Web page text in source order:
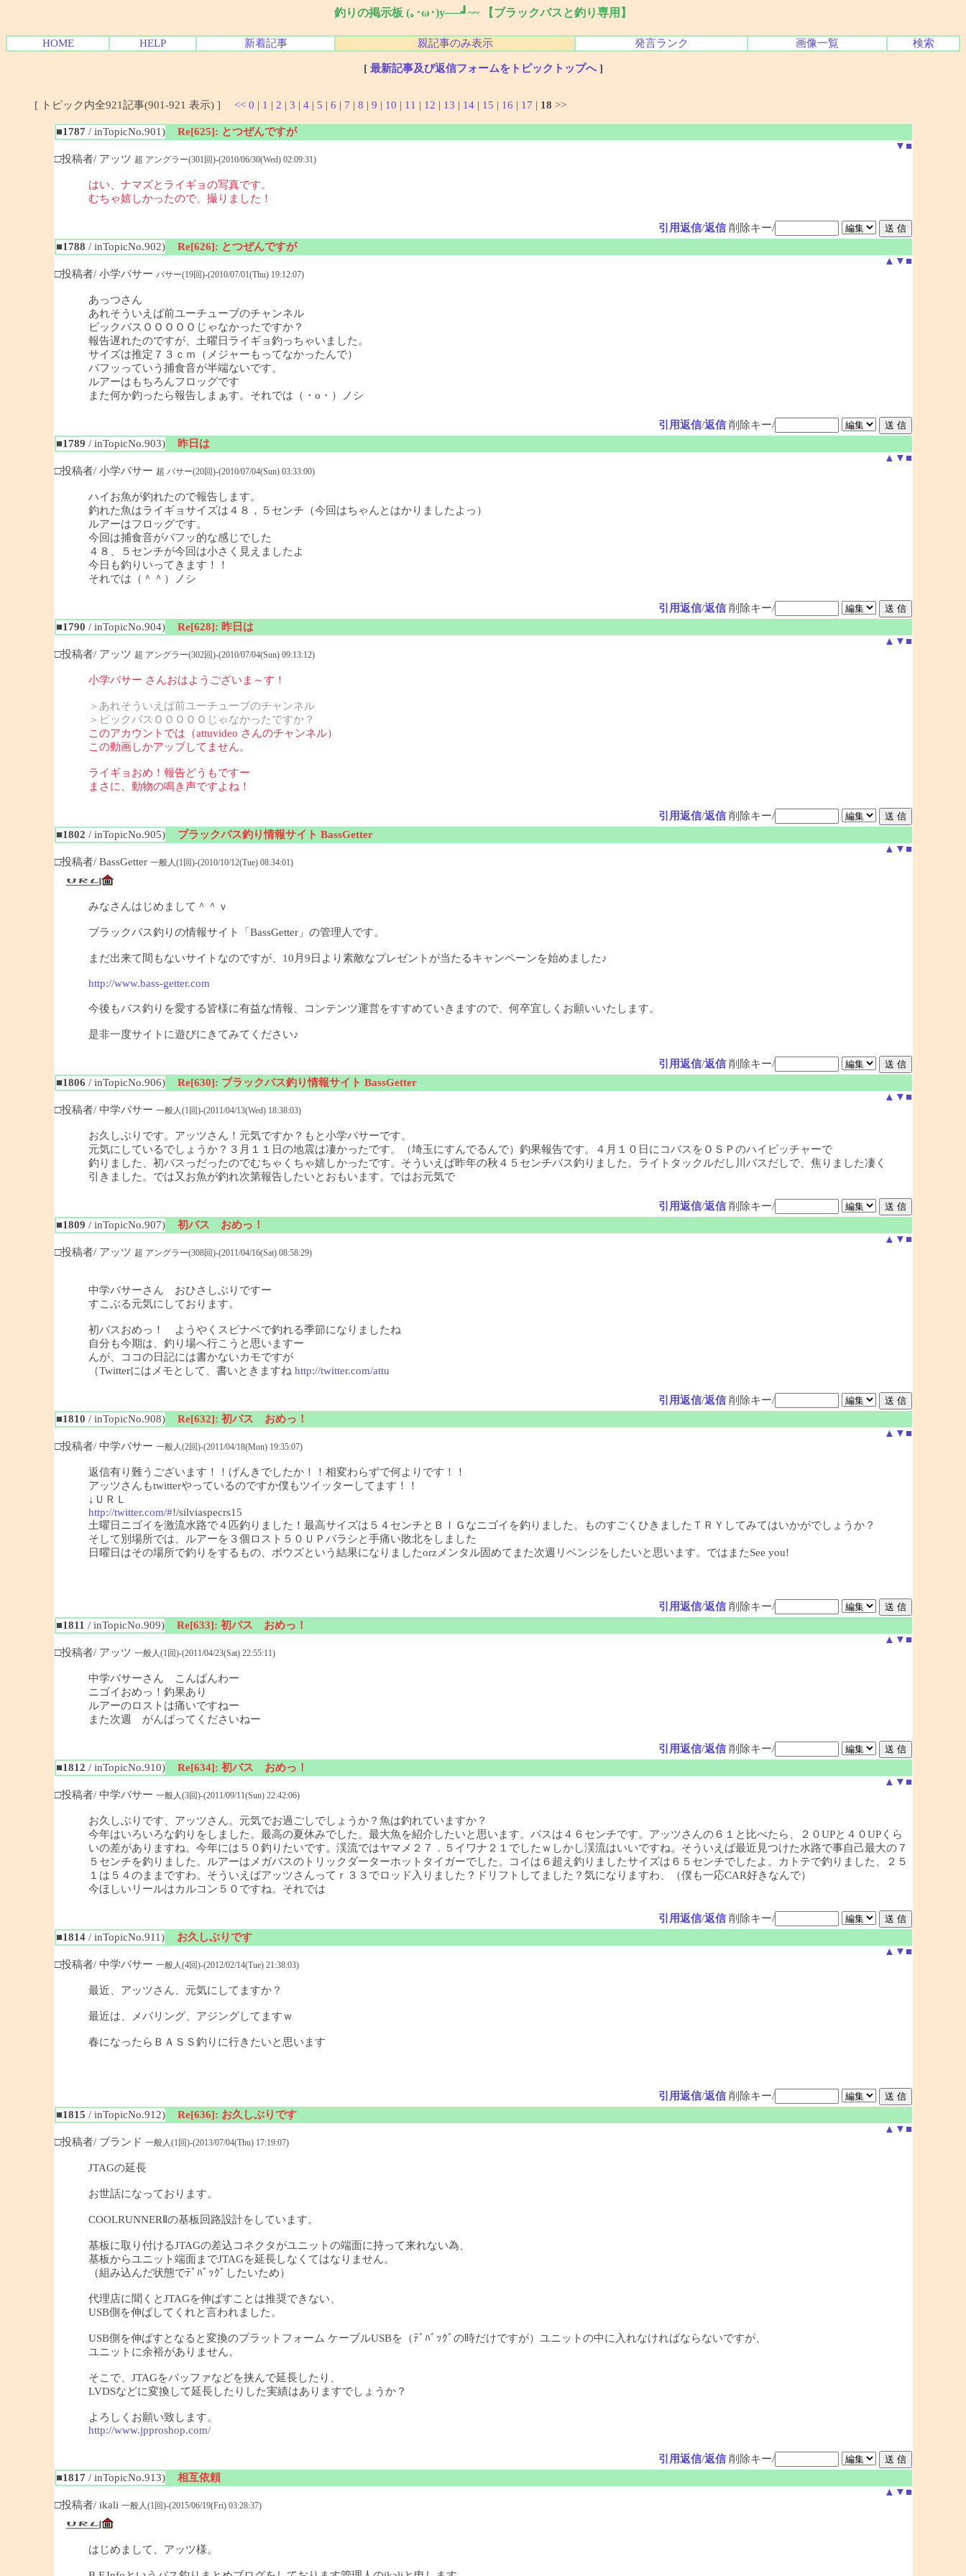
釣りの掲示板 (｡･ω･)y──┛~~ 【ブラックバスと釣り専用】
HOME HELP 新着記事 親記事のみ表示 発言ランク 画像一覧 検索
[ 最新記事及び返信フォームをトピックトップへ]
[ トピック内全921記事(901-921 表示) ] << 0 | 1 | 2 | 3 | 4 | 5 | 6 | 7 | 8 | 9 | 10 | 11 | 12 | 13 | 14 | 15 | 16 | 17 | 18 >>
■1787 / inTopicNo.901)
Re[625]: とつぜんですが
▼ ■
□投稿者/ アッツ 超 アングラー(301回)-(2010/06/30(Wed) 02:09:31)
はい、ナマズとライギョの写真です。
むちゃ嬉しかったので、撮りました！
引用返信/返信 削除キー/
■1788 / inTopicNo.902)
Re[626]: とつぜんですが
▲ ▼ ■
□投稿者/ 小学バサー バサー(19回)-(2010/07/01(Thu) 19:12:07)
あっつさん
あれそういえば前ユーチューブのチャンネル
ビックバスＯＯＯＯＯじゃなかったですか？
報告遅れたのですが、土曜日ライギョ釣っちゃいました。
サイズは推定７３ｃｍ（メジャーもってなかったんで）
バフッっていう捕食音が半端ないです。
ルアーはもちろんフロッグです
また何か釣ったら報告しまぁす。それでは（・o・）ノシ
引用返信/返信 削除キー/
■1789 / inTopicNo.903)
昨日は
▲ ▼ ■
□投稿者/ 小学バサー 超 バサー(20回)-(2010/07/04(Sun) 03:33:00)
ハイお魚が釣れたので報告します。
釣れた魚はライギョサイズは４８，５センチ（今回はちゃんとはかりましたよっ）
ルアーはフロッグです。
今回は捕食音がパフッ的な感じでした
４８、５センチが今回は小さく見えましたよ
今日も釣りいってきます！！
それでは（＾＾）ノシ
引用返信/返信 削除キー/
■1790 / inTopicNo.904)
Re[628]: 昨日は
▲ ▼ ■
□投稿者/ アッツ 超 アングラー(302回)-(2010/07/04(Sun) 09:13:12)
小学バサー さんおはようございま～す！
＞あれそういえば前ユーチューブのチャンネル
＞ビックバスＯＯＯＯＯじゃなかったですか？
このアカウントでは（attuvideo さんのチャンネル）
この動画しかアップしてません。
ライギョおめ！報告どうもですー
まさに、動物の鳴き声ですよね！
引用返信/返信 削除キー/
■1802 / inTopicNo.905)
ブラックバス釣り情報サイト BassGetter
▲ ▼ ■
□投稿者/ BassGetter 一般人(1回)-(2010/10/12(Tue) 08:34:01)
みなさんはじめまして＾＾ｖ
ブラックバス釣りの情報サイト「BassGetter」の管理人です。
まだ出来て間もないサイトなのですが、10月9日より素敵なプレゼントが当たるキャンペーンを始めました♪
http://www.bass-getter.com
今後もバス釣りを愛する皆様に有益な情報、コンテンツ運営をすすめていきますので、何卒宜しくお願いいたします。
是非一度サイトに遊びにきてみてください♪
引用返信/返信 削除キー/
■1806 / inTopicNo.906)
Re[630]: ブラックバス釣り情報サイト BassGetter
▲ ▼ ■
□投稿者/ 中学バサー 一般人(1回)-(2011/04/13(Wed) 18:38:03)
お久しぶりです。アッツさん！元気ですか？もと小学バサーです。
元気にしているでしょうか？３月１１日の地震は凄かったです。（埼玉にすんでるんで）釣果報告です。４月１０日にコバスをＯＳＰのハイピッチャーで
釣りました、初バスっだったのでむちゃくちゃ嬉しかったです。そういえば昨年の秋４５センチバス釣りました。ライトタックルだし川バスだしで、焦りました凄く
引きました。では又お魚が釣れ次第報告したいとおもいます。ではお元気で
引用返信/返信 削除キー/
■1809 / inTopicNo.907)
初バス おめっ！
▲ ▼ ■
□投稿者/ アッツ 超 アングラー(308回)-(2011/04/16(Sat) 08:58:29)
中学バサーさん おひさしぶりですー
すこぶる元気にしております。
初バスおめっ！ ようやくスピナベで釣れる季節になりましたね
自分も今期は、釣り場へ行こうと思いますー
んが、ココの日記には書かないカモですが
（Twitterにはメモとして、書いときますね http://twitter.com/attu
引用返信/返信 削除キー/
■1810 / inTopicNo.908)
Re[632]: 初バス おめっ！
▲ ▼ ■
□投稿者/ 中学バサー 一般人(2回)-(2011/04/18(Mon) 19:35:07)
返信有り難うございます！！げんきでしたか！！相変わらずで何よりです！！
アッツさんもtwitterやっているのですか僕もツイッターしてます！！
↓ＵＲＬ
http://twitter.com/#!/silviaspecrs15
土曜日ニゴイを激流水路で４匹釣りました！最高サイズは５４センチとＢＩＧなニゴイを釣りました。ものすごくひきましたＴＲＹしてみてはいかがでしょうか？
そして別場所では、ルアーを３個ロスト５０ＵＰバラシと手痛い敗北をしました
日曜日はその場所で釣りをするもの、ボウズという結果になりましたorzメンタル固めてまた次週リベンジをしたいと思います。ではまたSee you!
引用返信/返信 削除キー/
■1811 / inTopicNo.909)
Re[633]: 初バス おめっ！
▲ ▼ ■
□投稿者/ アッツ 一般人(1回)-(2011/04/23(Sat) 22:55:11)
中学バサーさん こんばんわー
ニゴイおめっ！釣果あり
ルアーのロストは痛いですねー
また次週 がんばってくださいねー
引用返信/返信 削除キー/
■1812 / inTopicNo.910)
Re[634]: 初バス おめっ！
▲ ▼ ■
□投稿者/ 中学バサー 一般人(3回)-(2011/09/11(Sun) 22:42:06)
お久しぶりです、アッツさん。元気でお過ごしでしょうか？魚は釣れていますか？
今年はいろいろな釣りをしました。最高の夏休みでした。最大魚を紹介したいと思います。バスは４６センチです。アッツさんの６１と比べたら、２０UPと４０UPくら
いの差がありますね。今年には５０釣りたいです。渓流ではヤマメ２７．５イワナ２１でしたｗしかし渓流はいいですね。そういえば最近見つけた水路で事自己最大の７
５センチを釣りました。ルアーはメガバスのトリックダーターホットタイガーでした。コイは６超え釣りましたサイズは６５センチでしたよ。カトテで釣りました、２５
１は５４のままですわ。そういえばアッツさんってｒ３３でロッド入りました？ドリフトしてました？気になりますわ、（僕も一応CAR好きなんで）
今ほしいリールはカルコン５０ですね。それでは
引用返信/返信 削除キー/
■1814/ inTopicNo.911)
お久しぶりです
▲ ▼ ■
□投稿者/ 中学バサー 一般人(4回)-(2012/02/14(Tue) 21:38:03)
最近、アッツさん、元気にしてますか？
最近は、メバリング、アジングしてますｗ
春になったらＢＡＳＳ釣りに行きたいと思います
引用返信/返信 削除キー/
■1815 / inTopicNo.912)
Re[636]: お久しぶりです
▲ ▼ ■
□投稿者/ ブランド 一般人(1回)-(2013/07/04(Thu) 17:19:07)
JTAGの延長
お世話になっております。
COOLRUNNERⅡの基板回路設計をしています。
基板に取り付けるJTAGの差込コネクタがユニットの端面に持って来れない為、
基板からユニット端面までJTAGを延長しなくてはなりません。
（組み込んだ状態でﾃﾞﾊﾞｯｸﾞしたいため）
代理店に聞くとJTAGを伸ばすことは推奨できない、
USB側を伸ばしてくれと言われました。
USB側を伸ばすとなると変換のプラットフォーム ケーブルUSBを（ﾃﾞﾊﾞｯｸﾞの時だけですが）ユニットの中に入れなければならないですが、
ユニットに余裕がありません。
そこで、JTAGをバッファなどを挟んで延長したり、
LVDSなどに変換して延長したりした実績はありますでしょうか？
よろしくお願い致します。
http://www.jpproshop.com/
引用返信/返信 削除キー/
■1817 / inTopicNo.913)
相互依頼
▲ ▼ ■
□投稿者/ ikali 一般人(1回)-(2015/06/19(Fri) 03:28:37)
はじめまして、アッツ様。